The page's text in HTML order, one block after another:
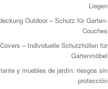
Liegen
Outdoor – Schutz für Garten-
Couches
– Individuelle Schutzhüllen für
Gartenmöbel
y muebles de jardín: riesgos sin
protección